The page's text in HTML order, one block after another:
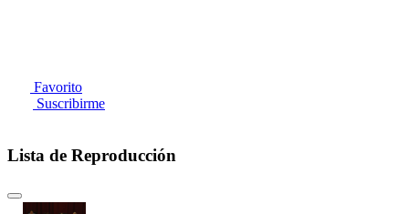
Favorito
Suscribirme
Lista de Reproducción